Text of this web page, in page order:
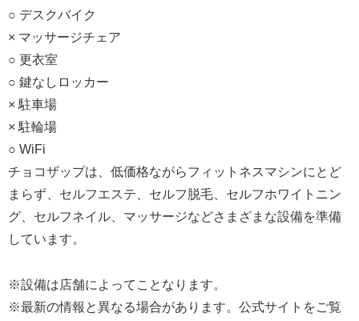
○ デスクバイク
× マッサージチェア
○ 更衣室
○ 鍵なしロッカー
× 駐車場
× 駐輪場
○ WiFi
チョコザップは、低価格ながらフィットネスマシンにとど
まらず、セルフエステ、セルフ脱毛、セルフホワイトニン
グ、セルフネイル、マッサージなどさまざまな設備を準備
しています。
※設備は店舗によってことなります。
※最新の情報と異なる場合があります。公式サイトをご覧